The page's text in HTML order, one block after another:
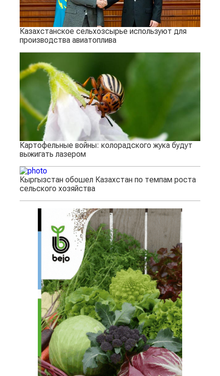
Казахстанское сельхозсырье используют для
производства авиатоплива
Картофельные войны: колорадского жука будут
выжигать лазером
Кыргызстан обошел Казахстан по темпам роста
сельского хозяйства